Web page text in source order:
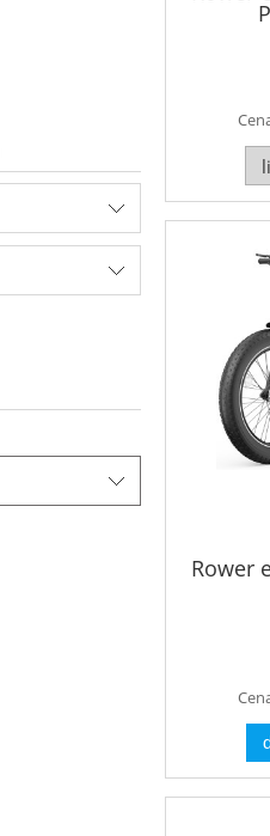
Rower